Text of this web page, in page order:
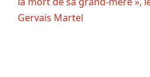
Gervais Martel